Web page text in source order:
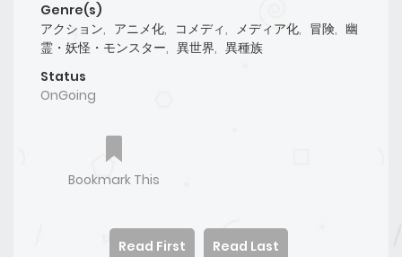
Genre(s)
アクション, アニメ化, コメディ, メディア化, 冒険, 幽
霊・妖怪・モンスター, 異世界, 異種族
Status
OnGoing
Bookmark This
Read First Read Last